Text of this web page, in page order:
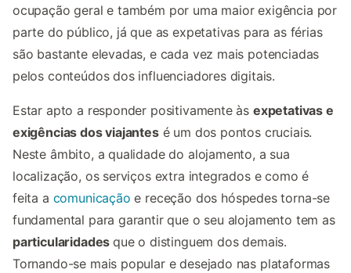
ocupação geral e também por uma maior exigência por
parte do público, já que as expetativas para as férias
são bastante elevadas, e cada vez mais potenciadas
pelos conteúdos dos influenciadores digitais.
Estar apto a responder positivamente às expetativas e
exigências dos viajantesé um dos pontos cruciais.
Neste âmbito, a qualidade do alojamento, a sua
localização, os serviços extra integrados e como é
feita a comunicação e receção dos hóspedes torna-se
fundamental para garantir que o seu alojamento tem as
particularidadesque o distinguem dos demais.
Tornando-se mais popular e desejado nas plataformas